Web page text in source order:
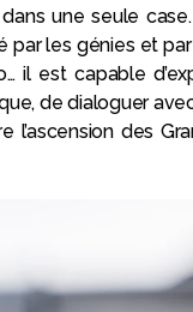
une seule
par les génies et
il est capable
de dialoguer
des